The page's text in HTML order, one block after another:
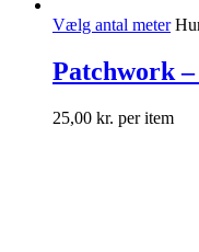
Vælg antal meter
Patchwork
25,00 kr. per item